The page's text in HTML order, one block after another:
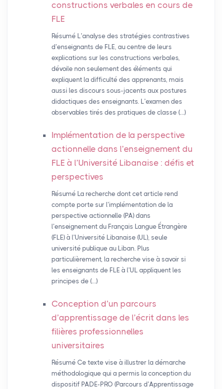
constructions verbales en cours de
FLE
Résumé L’analyse des stratégies contrastives
d’enseignants de FLE, au centre de leurs
explications sur les constructions verbales,
dévoile non seulement des éléments qui
expliquent la difficulté des apprenants, mais
aussi les discours sous-jacents aux postures
didactiques des enseignants. L’examen des
observables tirés des pratiques de classe (…)
Implémentation de la perspective
actionnelle dans l’enseignement du
FLE à l’Université Libanaise : défis et
perspectives
Résumé La recherche dont cet article rend
compte porte sur l’implémentation de la
perspective actionnelle (PA) dans
l’enseignement du Français Langue Étrangère
(FLE) à l’Université Libanaise (UL), seule
université publique au Liban. Plus
particulièrement, la recherche vise à savoir si
les enseignants de FLE à l’UL appliquent les
principes de (…)
Conception d’un parcours
d’apprentissage de l’écrit dans les
filières professionnelles
universitaires
Résumé Ce texte vise à illustrer la démarche
méthodologique qui a permis la conception du
dispositif PADE-PRO (Parcours d’Apprentissage